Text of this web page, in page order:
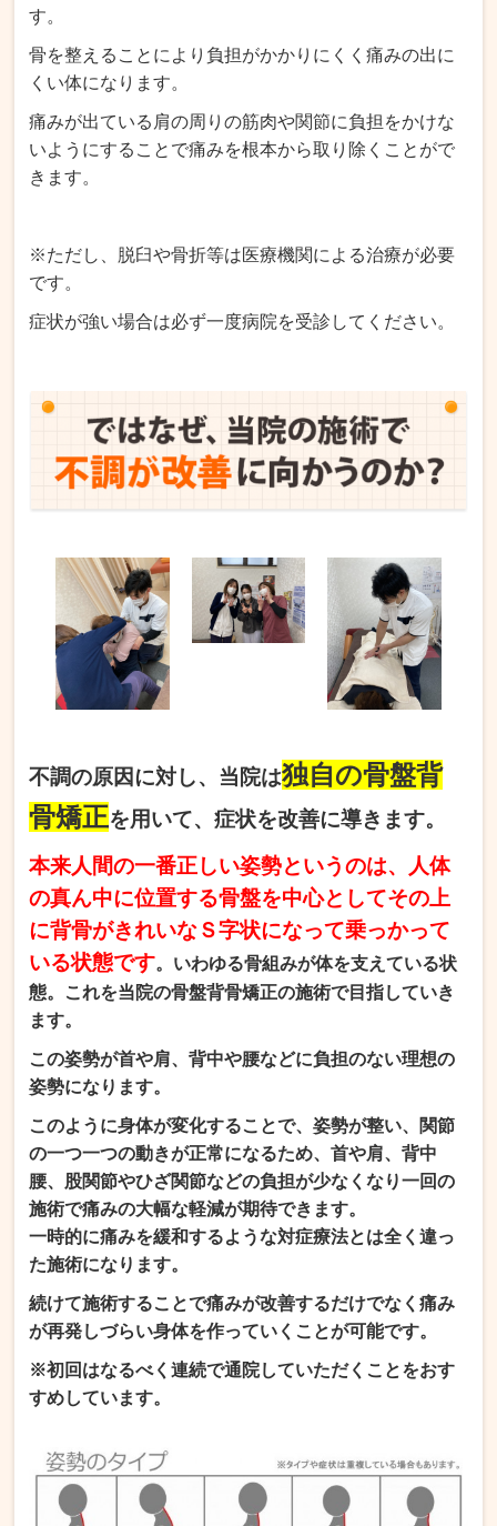
す。
骨を整えることにより負担がかかりにくく痛みの出に
くい体になります。
痛みが出ている肩の周りの筋肉や関節に負担をかけな
いようにすることで痛みを根本から取り除くことがで
きます。
※ただし、脱臼や骨折等は医療機関による治療が必要
です。
症状が強い場合は必ず一度病院を受診してください。
不調の原因に対し、当院は独自の骨盤背
骨矯正を用いて、症状を改善に導きます。
本来人間の一番正しい姿勢というのは、人体
の真ん中に位置する骨盤を中心としてその上
に背骨がきれいなＳ字状になって乗っかって
いる状態です。いわゆる骨組みが体を支えている状
態。これを当院の骨盤背骨矯正の施術で目指していき
ます。
この姿勢が首や肩、背中や腰などに負担のない理想の
姿勢になります。
このように身体が変化することで、姿勢が整い、関節
の一つ一つの動きが正常になるため、首や肩、背中
腰、股関節やひざ関節などの負担が少なくなり一回の
施術で痛みの大幅な軽減が期待できます。
一時的に痛みを緩和するような対症療法とは全く違っ
た施術になります。
続けて施術することで痛みが改善するだけでなく痛み
が再発しづらい身体を作っていくことが可能です。
※初回はなるべく連続で通院していただくことをおす
すめしています。